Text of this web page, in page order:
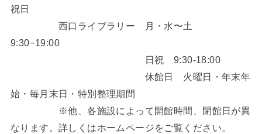
祝日
西口ライブラリー 月・水〜土
9:30−19:00
日祝 9:30-18:00
休館日 火曜日・年末年
始・毎月末日・特別整理期間
※他、各施設によって開館時間、閉館日が異
なります。詳しくはホームページをご覧ください。